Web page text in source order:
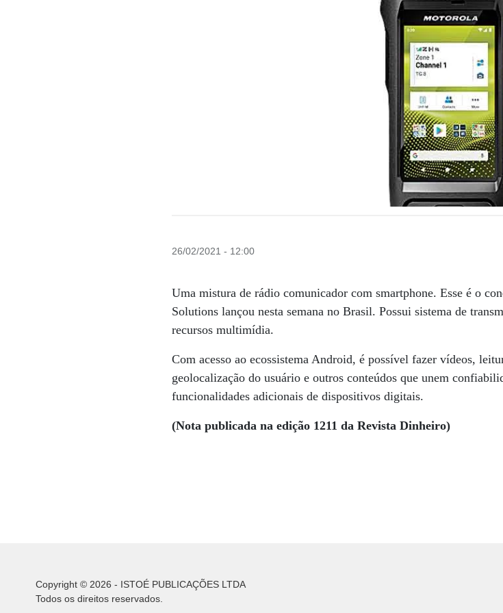
26/02/2021 - 12:00
Uma mistura de rádio comunicador com smartphone. Esse é o
Solutions lançou nesta semana no Brasil. Possui sistema de
recursos multimídia.
Com acesso ao ecossistema Android, é possível fazer vídeos,
geolocalização do usuário e outros conteúdos que unem
funcionalidades adicionais de dispositivos digitais.
(Nota publicada na edição 1211 da Revista Dinheiro)
Copyright © 2026 - ISTOÉ PUBLICAÇÕES LTDA
Todos os direitos reservados.